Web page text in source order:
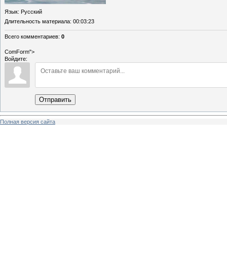
Язык: Русский
Длительность материала: 00:03:23
Всего комментариев: 0
ComForm">
Войдите:
Отправить
Полная версия сайта